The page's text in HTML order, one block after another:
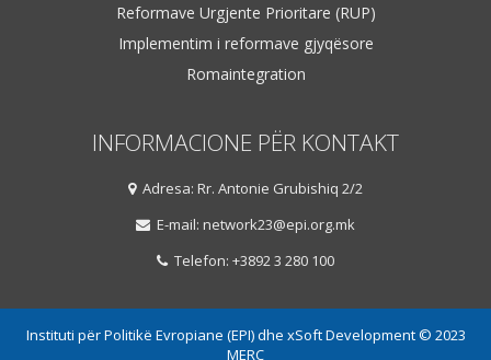
Reformave Urgjente Prioritare (RUP)
Implementim i reformave gjyqësore
Romaintegration
INFORMACIONE PËR KONTAKT
Adresa: Rr. Antonie Grubishiq 2/2
E-mail: network23@epi.org.mk
Telefon: +3892 3 280 100
Instituti për Politikë Evropiane (EPI) dhe xSoft Development © 2023
MERC